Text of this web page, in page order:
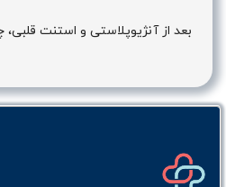
بعد از آنژیوپلاستی و استنت